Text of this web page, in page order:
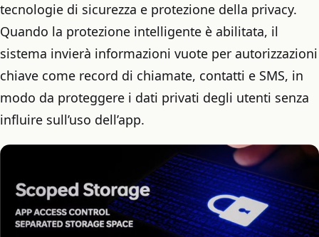
tecnologie di sicurezza e protezione della privacy.
Quando la protezione intelligente è abilitata, il
sistema invierà informazioni vuote per autorizzazioni
chiave come record di chiamate, contatti e SMS, in
modo da proteggere i dati privati degli utenti senza
influire sull’uso dell’app.